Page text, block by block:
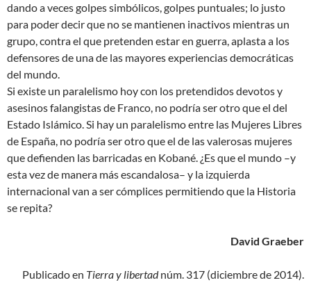
dando a veces golpes simbólicos, golpes puntuales; lo justo
para poder decir que no se mantienen inactivos mientras un
grupo, contra el que pretenden estar en guerra, aplasta a los
defensores de una de las mayores experiencias democráticas
del mundo.
Si existe un paralelismo hoy con los pretendidos devotos y
asesinos falangistas de Franco, no podría ser otro que el del
Estado Islámico. Si hay un paralelismo entre las Mujeres Libres
de España, no podría ser otro que el de las valerosas mujeres
que defienden las barricadas en Kobané. ¿Es que el mundo –y
esta vez de manera más escandalosa– y la izquierda
internacional van a ser cómplices permitiendo que la Historia
se repita?
David Graeber
Publicado en Tierra y libertadnúm. 317 (diciembre de 2014).